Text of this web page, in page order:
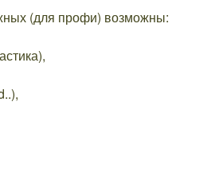
(для профи) возможны: